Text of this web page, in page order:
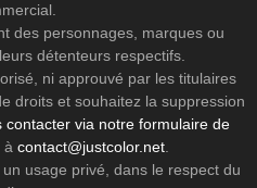
des personnages, marques ou
détenteurs respectifs.
ni approuvé par les titulaires
droits et souhaitez la suppression
contacter via notre formulaire de
à contact@justcolor.net.
usage privé, dans le respect du